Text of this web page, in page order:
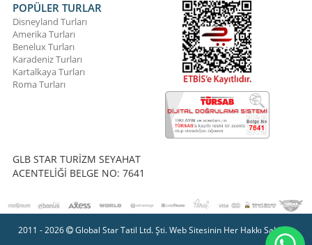
POPÜLER TURLAR
Disneyland Turları
Amerika Turları
Benelux Turları
Karadeniz Turları
Kartalkaya Turları
Roma Turları
GLB STAR TURİZM SEYAHAT
ACENTELİĞİ BELGE NO: 7641
2011 - 2026 Global Star Tatil Ltd. Şti. Web Sitesinin Her Hakkı Saklıdır.